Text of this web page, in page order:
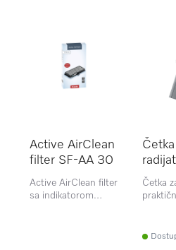
Active AirClean
filter SF-AA 30
Active AirClean filter
sa indikatorom
Četka
30
Četka